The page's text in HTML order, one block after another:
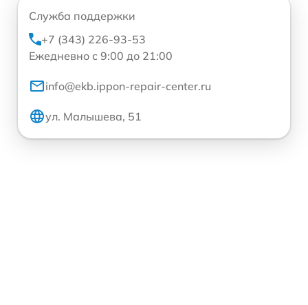
Служба поддержки
+7 (343) 226-93-53
Ежедневно с 9:00 до 21:00
info@ekb.ippon-repair-center.ru
ул. Малышева, 51